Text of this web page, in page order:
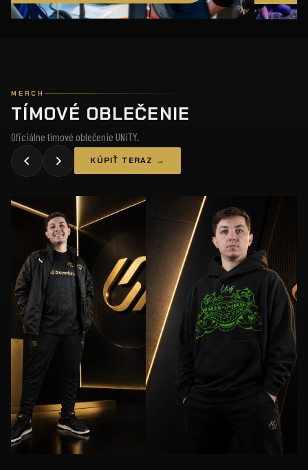
MERCH
TÍMOVÉ OBLEČENIE
Oficiálne tímové oblečenie UNiTY.
KÚPIŤ TERAZ →